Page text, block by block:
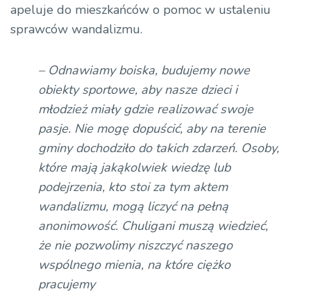
apeluje do mieszkańców o pomoc w ustaleniu
sprawców wandalizmu.
– Odnawiamy boiska, budujemy nowe
obiekty sportowe, aby nasze dzieci i
młodzież miały gdzie realizować swoje
pasje. Nie mogę dopuścić, aby na terenie
gminy dochodziło do takich zdarzeń. Osoby,
które mają jakąkolwiek wiedzę lub
podejrzenia, kto stoi za tym aktem
wandalizmu, mogą liczyć na pełną
anonimowość. Chuligani muszą wiedzieć,
że nie pozwolimy niszczyć naszego
wspólnego mienia, na które ciężko
pracujemy